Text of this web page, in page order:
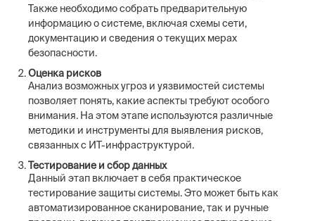
Также необходимо собрать предварительную
информацию о системе, включая схемы сети,
документацию и сведения о текущих мерах
безопасности.
Оценка рисков
Анализ возможных угроз и уязвимостей системы
позволяет понять, какие аспекты требуют особого
внимания. На этом этапе используются различные
методики и инструменты для выявления рисков,
связанных с ИТ-инфраструктурой.
Тестирование и сбор данных
Данный этап включает в себя практическое
тестирование защиты системы. Это может быть как
автоматизированное сканирование, так и ручные